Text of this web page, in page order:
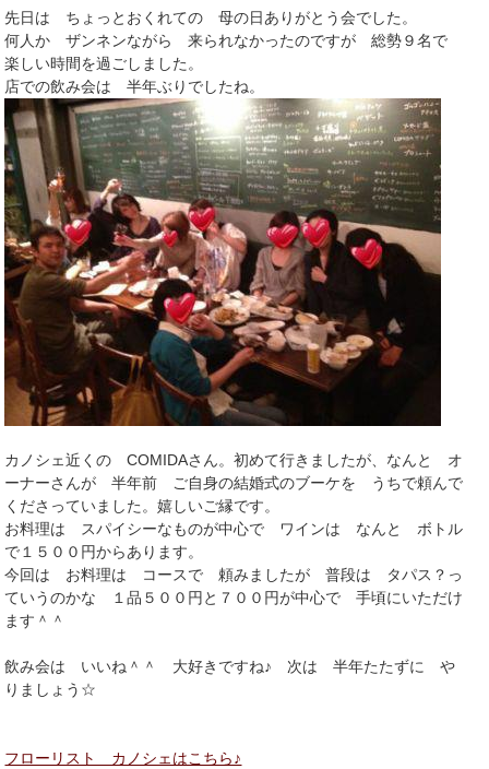
先日は ちょっとおくれての 母の日ありがとう会でした。
何人か ザンネンながら 来られなかったのですが 総勢９名で
楽しい時間を過ごしました。
店での飲み会は 半年ぶりでしたね。
カノシェ近くの COMIDAさん。初めて行きましたが、なんと オ
ーナーさんが 半年前 ご自身の結婚式のブーケを うちで頼んで
くださっていました。嬉しいご縁です。
お料理は スパイシーなものが中心で ワインは なんと ボトル
で１５００円からあります。
今回は お料理は コースで 頼みましたが 普段は タパス？っ
ていうのかな １品５００円と７００円が中心で 手頃にいただけ
ます＾＾
飲み会は いいね＾＾ 大好きですね♪ 次は 半年たたずに や
りましょう☆
フローリスト カノシェはこちら♪